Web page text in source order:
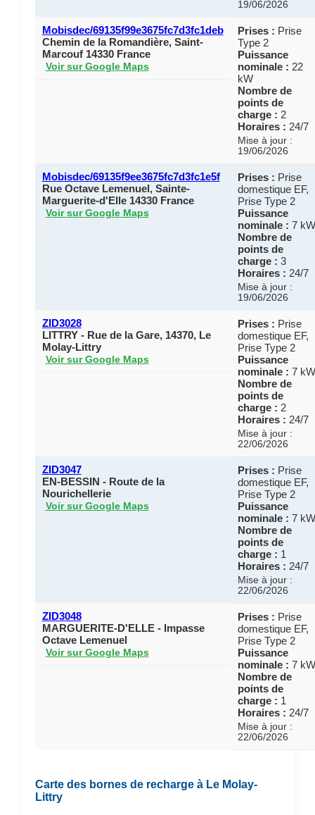
19/06/2026
Mobisdec/69135f99e3675fc7d3fc1deb
Chemin de la Romandière, Saint-
Marcouf 14330 France
Voir sur Google Maps
Prises : Prise
Type 2
Puissance
nominale : 22
kW
Nombre de
points de
charge : 2
Horaires : 24/7
Mise à jour :
19/06/2026
Mobisdec/69135f9ee3675fc7d3fc1e5f
Rue Octave Lemenuel, Sainte-
Marguerite-d'Elle 14330 France
Voir sur Google Maps
Prises : Prise
domestique EF,
Prise Type 2
Puissance
nominale : 7 kW
Nombre de
points de
charge : 3
Horaires : 24/7
Mise à jour :
19/06/2026
ZID3028
LITTRY - Rue de la Gare, 14370, Le
Molay-Littry
Voir sur Google Maps
Prises : Prise
domestique EF,
Prise Type 2
Puissance
nominale : 7 kW
Nombre de
points de
charge : 2
Horaires : 24/7
Mise à jour :
22/06/2026
ZID3047
EN-BESSIN - Route de la
Nourichellerie
Voir sur Google Maps
Prises : Prise
domestique EF,
Prise Type 2
Puissance
nominale : 7 kW
Nombre de
points de
charge : 1
Horaires : 24/7
Mise à jour :
22/06/2026
ZID3048
MARGUERITE-D'ELLE - Impasse
Octave Lemenuel
Voir sur Google Maps
Prises : Prise
domestique EF,
Prise Type 2
Puissance
nominale : 7 kW
Nombre de
points de
charge : 1
Horaires : 24/7
Mise à jour :
22/06/2026
Carte des bornes de recharge à Le Molay-
Littry